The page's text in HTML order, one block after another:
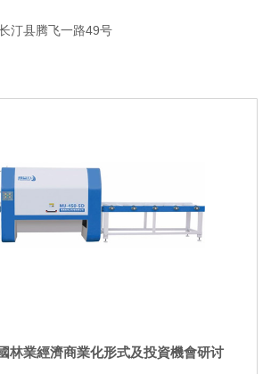
汀县腾飞一路49号
林業經濟商業化形式及投資機會研讨